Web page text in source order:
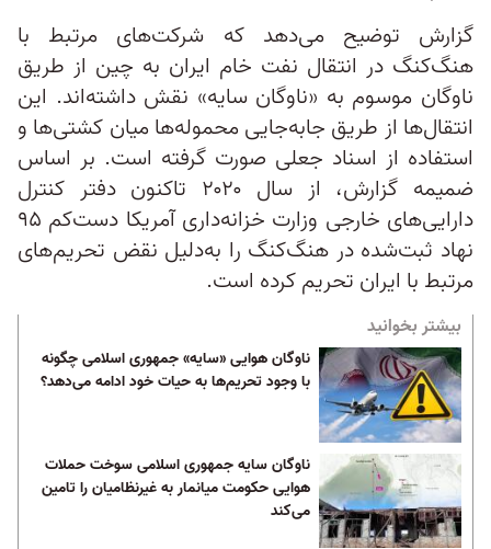
گزارش توضیح می‌دهد که شرکت‌های مرتبط با
هنگ‌کنگ در انتقال نفت خام ایران به چین از طریق
ناوگان موسوم به «ناوگان سایه» نقش داشته‌اند. این
انتقال‌ها از طریق جابه‌جایی محموله‌ها میان کشتی‌ها و
استفاده از اسناد جعلی صورت گرفته است. بر اساس
ضمیمه گزارش، از سال ۲۰۲۰ تاکنون دفتر کنترل
دارایی‌های خارجی وزارت خزانه‌داری آمریکا دست‌کم ۹۵
نهاد ثبت‌شده در هنگ‌کنگ را به‌دلیل نقض تحریم‌های
مرتبط با ایران تحریم کرده است.
بیشتر بخوانید
ناوگان هوایی «سایه» جمهوری اسلامی چگونه
با وجود تحریم‌ها به حیات خود ادامه می‌دهد؟
ناوگان سایه جمهوری اسلامی سوخت‌ حملات
هوایی حکومت میانمار به غیرنظامیان را تامین
می‌کند